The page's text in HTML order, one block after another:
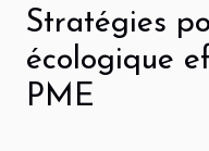
Stratégies
écologique
PME